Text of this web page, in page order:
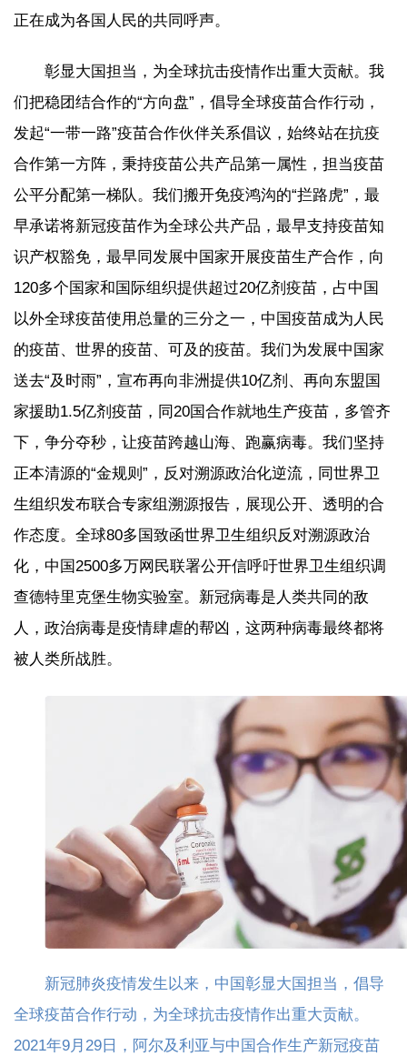
正在成为各国人民的共同呼声。
彰显大国担当，为全球抗击疫情作出重大贡献。我
们把稳团结合作的“方向盘”，倡导全球疫苗合作行动，
发起“一带一路”疫苗合作伙伴关系倡议，始终站在抗疫
合作第一方阵，秉持疫苗公共产品第一属性，担当疫苗
公平分配第一梯队。我们搬开免疫鸿沟的“拦路虎”，最
早承诺将新冠疫苗作为全球公共产品，最早支持疫苗知
识产权豁免，最早同发展中国家开展疫苗生产合作，向
120多个国家和国际组织提供超过20亿剂疫苗，占中国
以外全球疫苗使用总量的三分之一，中国疫苗成为人民
的疫苗、世界的疫苗、可及的疫苗。我们为发展中国家
送去“及时雨”，宣布再向非洲提供10亿剂、再向东盟国
家援助1.5亿剂疫苗，同20国合作就地生产疫苗，多管齐
下，争分夺秒，让疫苗跨越山海、跑赢病毒。我们坚持
正本清源的“金规则”，反对溯源政治化逆流，同世界卫
生组织发布联合专家组溯源报告，展现公开、透明的合
作态度。全球80多国致函世界卫生组织反对溯源政治
化，中国2500多万网民联署公开信呼吁世界卫生组织调
查德特里克堡生物实验室。新冠病毒是人类共同的敌
人，政治病毒是疫情肆虐的帮凶，这两种病毒最终都将
被人类所战胜。
新冠肺炎疫情发生以来，中国彰显大国担当，倡导
全球疫苗合作行动，为全球抗击疫情作出重大贡献。
2021年9月29日，阿尔及利亚与中国合作生产新冠疫苗